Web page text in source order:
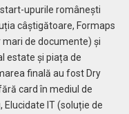
upurile românești
câștigătoare, Formaps
de documente) și
estate și piața de
finală au fost Dry
card în mediul de
Elucidate IT (soluție de